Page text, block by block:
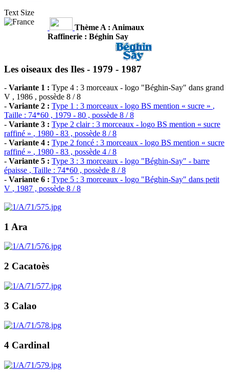
Text Size
Thème A : Animaux
Raffinerie : Béghin Say
Les oiseaux des Iles - 1979 - 1987
- Variante 1 : Type 4 : 3 morceaux - logo "Béghin-Say" dans grand
V , 1986 , possède 8 / 8
- Variante 2 : Type 1 : 3 morceaux - logo BS mention « sucre » ,
Taille : 74*60 , 1979 - 80 , possède 8 / 8
- Variante 3 : Type 2 clair : 3 morceaux - logo BS mention « sucre
raffiné » , 1980 - 83 , possède 8 / 8
- Variante 4 : Type 2 foncé : 3 morceaux - logo BS mention « sucre
raffiné » , 1980 - 83 , possède 4 / 8
- Variante 5 : Type 3 : 3 morceaux - logo "Béghin-Say" - barre
épaisse , Taille : 74*60 , possède 8 / 8
- Variante 6 : Type 5 : 3 morceaux - logo "Béghin-Say" dans petit
V , 1987 , possède 8 / 8
1 Ara
2 Cacatoès
3 Calao
4 Cardinal